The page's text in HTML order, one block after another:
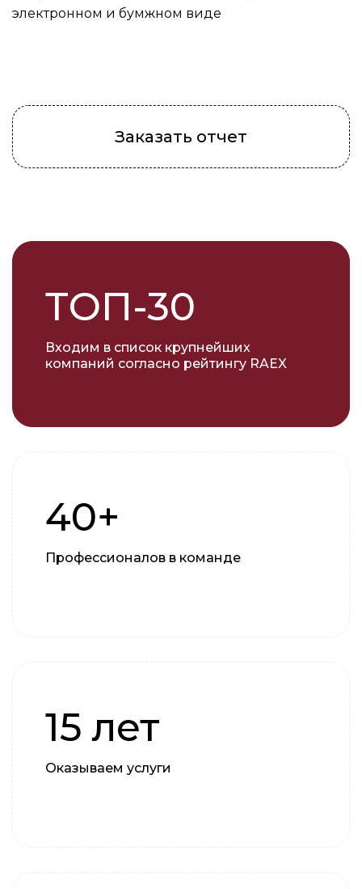
электронном и бумжном виде
Заказать отчет
ТОП-30
Входим в список крупнейших
компаний согласно рейтингу RAEX
40+
Профессионалов в команде
15 лет
Оказываем услуги